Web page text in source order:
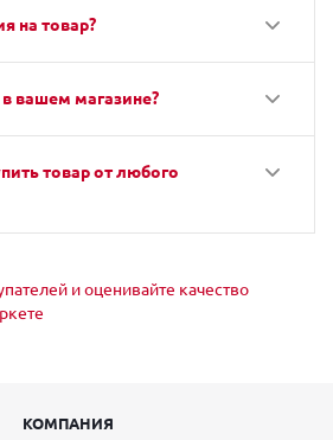
на товар?
вашем магазине?
товар от любого
КОМПАНИЯ